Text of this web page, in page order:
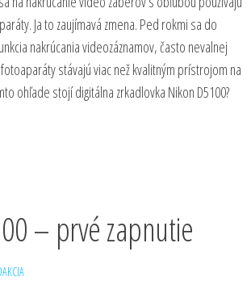
Ja to zaujímavá zmena. Ped rokmi sa do
nakrúcania videozáznamov, často nevalnej
stávajú viac než kvalitným prístrojom na
ohľade stojí digitálna zrkadlovka Nikon D5100?
– prvé zapnutie